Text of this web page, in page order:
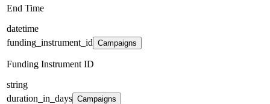
End Time
datetime
funding_instrument_id Campaigns
Funding Instrument ID
string
duration_in_days Campaigns